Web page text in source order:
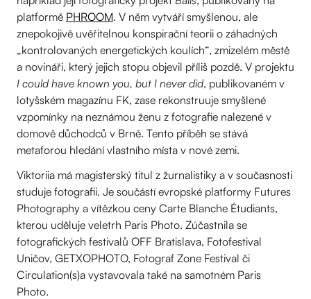
platformě PHROOM. V něm vytváří smyšlenou, ale
znepokojivě uvěřitelnou konspirační teorii o záhadných
„kontrolovaných energetických koulích“, zmizelém městě
a novináři, který jejich stopu objevil příliš pozdě. V projektu
I could have known you, but I never did, publikovaném v
lotyšském magazínu FK, zase rekonstruuje smyšlené
vzpomínky na neznámou ženu z fotografie nalezené v
domově důchodců v Brně. Tento příběh se stává
metaforou hledání vlastního místa v nové zemi.
Viktoriia má magisterský titul z žurnalistiky a v současnosti
studuje fotografii. Je součástí evropské platformy Futures
Photography a vítězkou ceny Carte Blanche Étudiants,
kterou uděluje veletrh Paris Photo. Zúčastnila se
fotografických festivalů OFF Bratislava, Fotofestival
Uničov, GETXOPHOTO, Fotograf Zone Festival či
Circulation(s)a vystavovala také na samotném Paris
Photo.